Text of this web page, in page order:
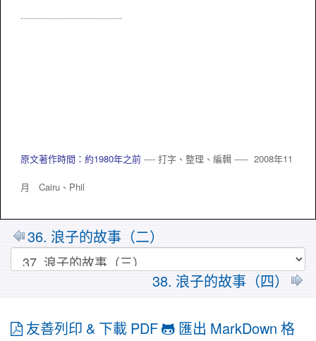
------------------------------------
原文著作時間：約1980年之前---- 打字、整理、編輯 ----- 2008年11
月 Cairu、 Phil
36. 浪子的故事（二）
38. 浪子的故事（四）
友善列印 & 下載 PDF
匯出 MarkDown 格